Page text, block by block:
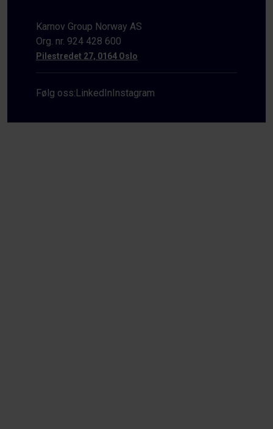
Karnov Group Norway AS
Org. nr. 924 428 600
Pilestredet 27, 0164 Oslo
Følg oss:LinkedInInstagram